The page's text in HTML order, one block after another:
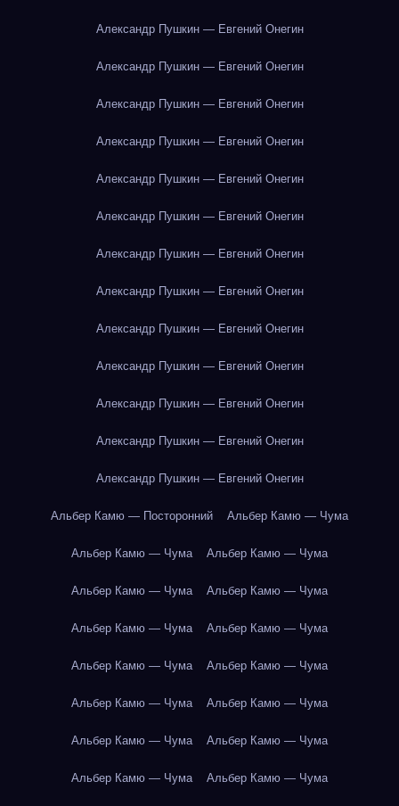
Александр Пушкин — Евгений Онегин
Александр Пушкин — Евгений Онегин
Александр Пушкин — Евгений Онегин
Александр Пушкин — Евгений Онегин
Александр Пушкин — Евгений Онегин
Александр Пушкин — Евгений Онегин
Александр Пушкин — Евгений Онегин
Александр Пушкин — Евгений Онегин
Александр Пушкин — Евгений Онегин
Александр Пушкин — Евгений Онегин
Александр Пушкин — Евгений Онегин
Александр Пушкин — Евгений Онегин
Александр Пушкин — Евгений Онегин
Альбер Камю — Посторонний Альбер Камю — Чума
Альбер Камю — Чума Альбер Камю — Чума
Альбер Камю — Чума Альбер Камю — Чума
Альбер Камю — Чума Альбер Камю — Чума
Альбер Камю — Чума Альбер Камю — Чума
Альбер Камю — Чума Альбер Камю — Чума
Альбер Камю — Чума Альбер Камю — Чума
Альбер Камю — Чума Альбер Камю — Чума